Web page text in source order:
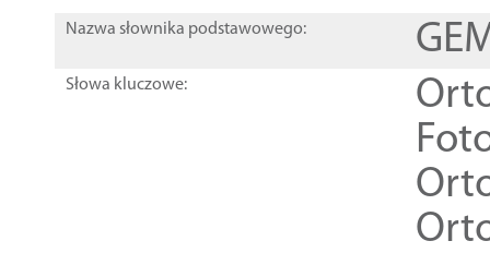
Nazwa słownika podstawowego:
Słowa kluczowe: